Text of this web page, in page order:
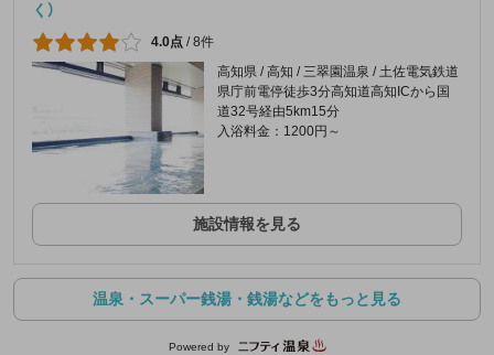
く）
4.0点 /8件
高知県 / 高知 / 三翠園温泉 / 土佐電気鉄道
県庁前電停徒歩3分高知道高知ICから国
道32号経由5km15分
入浴料金：1200円～
施設情報を見る
温泉・スーパー銭湯・銭湯などをもっと見る
Powered by